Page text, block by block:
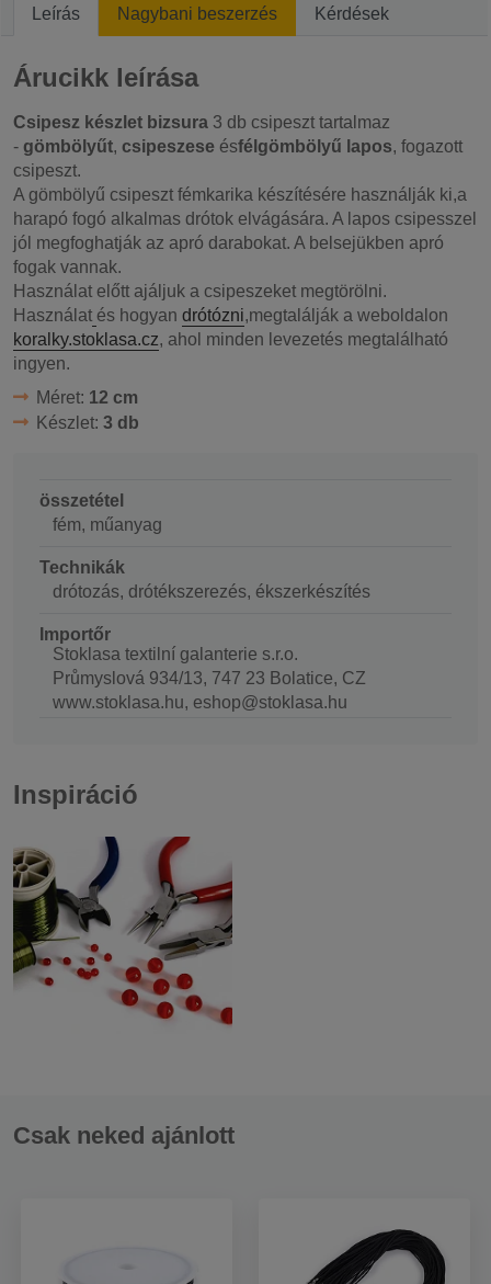
Leírás Nagybani beszerzés Kérdések
Árucikk leírása
Csipesz készlet bizsura 3 db csipeszt tartalmaz
- gömbölyűt, csipeszese ésfélgömbölyű lapos, fogazott
csipeszt.
A gömbölyű csipeszt fémkarika készítésére használják ki,a
harapó fogó alkalmas drótok elvágására. A lapos csipesszel
jól megfoghatják az apró darabokat. A belsejükben apró
fogak vannak.
Használat előtt ajáljuk a csipeszeket megtörölni.
Használat és hogyan drótózni,megtalálják a weboldalon
koralky.stoklasa.cz, ahol minden levezetés megtalálható
ingyen.
Méret: 12 cm
Készlet: 3 db
összetétel
fém, műanyag
Technikák
drótozás, drótékszerezés, ékszerkészítés
Importőr
Stoklasa textilní galanterie s.r.o.
Průmyslová 934/13, 747 23 Bolatice, CZ
www.stoklasa.hu, eshop@stoklasa.hu
Inspiráció
Csak neked ajánlott